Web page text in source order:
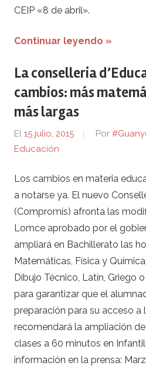
CEIP «8 de abril».
Continuar leyendo »
La conselleria
cambios: más
más largas
El 15 julio, 2015 Por
Educación
Los cambios en materia
a notarse ya. El nuevo
(Compromís) afronta las
Lomce aprobado por el
ampliará en Bachillerato las
Matemáticas, Física y
Dibujo Técnico, Latín, Griego
para garantizar que el
preparación para su acceso a
recomendará la ampliación
clases a 60 minutos en Infantil
información en la prensa: